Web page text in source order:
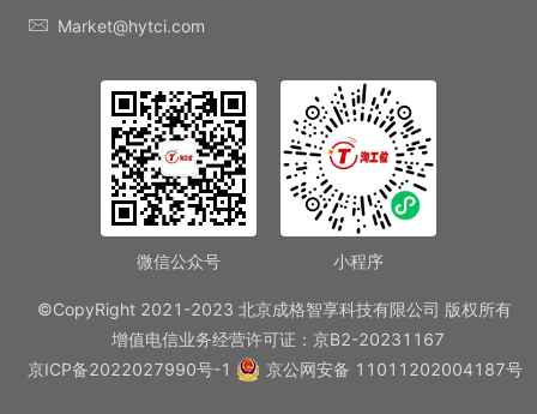
Market@hytci.com
微信公众号 小程序
©CopyRight 2021-2023 北京成格智享科技有限公司 版权所有
增值电信业务经营许可证：京B2-20231167
京ICP备2022027990号-1
京公网安备 11011202004187号